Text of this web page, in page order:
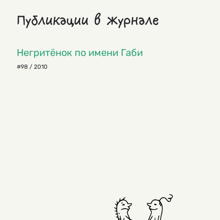
Публикации в журнале
Негритёнок по имени Габи
#98 / 2010